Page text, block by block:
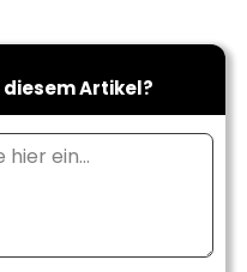
diesem Artikel?